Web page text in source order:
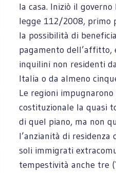
la casa. Iniziò il
legge 112/2008, primo
la possibilità di
pagamento dell’affitto,
inquilini non residenti
Italia o da almeno
Le regioni
costituzionale la quasi
di quel piano, ma non
l’anzianità di residenza
soli immigrati
tempestività anche tre